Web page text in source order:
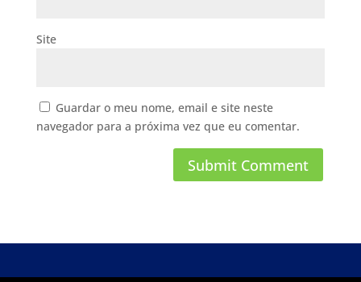
Site
Guardar o meu nome, email e site neste
navegador para a próxima vez que eu comentar.